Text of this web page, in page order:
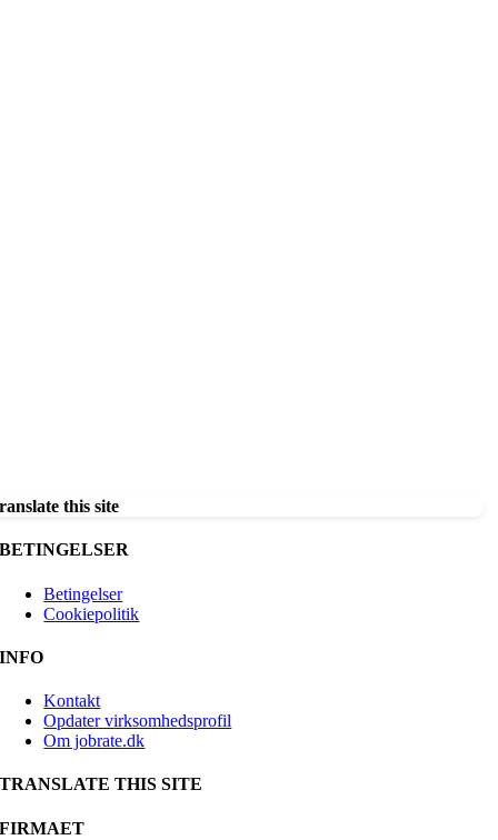
this site
BETINGELSER
Betingelser
Cookiepolitik
INFO
Kontakt
Opdater virksomhedsprofil
Om jobrate.dk
TRANSLATE THIS SITE
FIRMAET